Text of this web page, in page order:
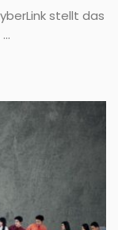
stellt das